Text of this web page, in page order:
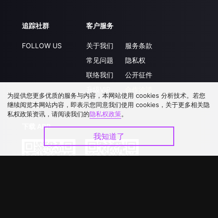
追踪社群
FOLLOW US
客户服务
关于我们
常见问题
联络我们
服务条款
隐私权
公开征件
下载 APP
为提供您更多优质的服务与内容，本网站使用 cookies 分析技术。若您
继续阅览本网站内容，即表示您同意我们使用 cookies，关于更多相关隐
私权政策资讯，请阅读我们的隐私权政策。
我知道了